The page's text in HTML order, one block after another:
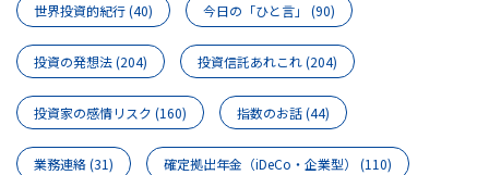
世界投資的紀行(40) 今日の「ひと言」 (90)
投資の発想法(204) 投資信託あれこれ(204)
投資家の感情リスク (160) 指数のお話(44)
業務連絡(31) 確定拠出年金（iDeCo・企業型） (110)